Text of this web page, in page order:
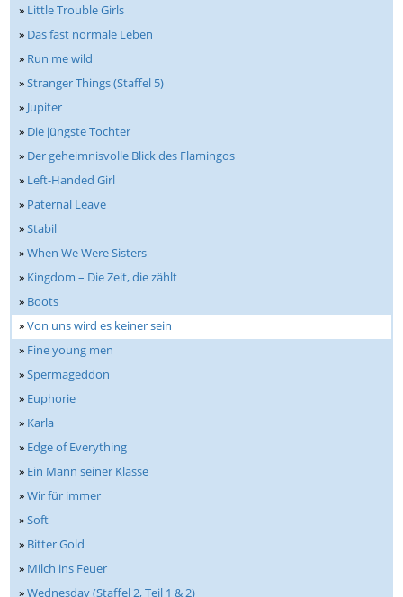
» Little Trouble Girls
» Das fast normale Leben
» Run me wild
»Stranger Things (Staffel 5)
» Jupiter
» Die jüngste Tochter
» Der geheimnisvolle Blick des Flamingos
» Left-Handed Girl
» Paternal Leave
»Stabil
»When We Were Sisters
» Kingdom – Die Zeit, die zählt
» Boots
»Von uns wird es keiner sein
» Fine young men
»Spermageddon
» Euphorie
» Karla
» Edge of Everything
» Ein Mann seiner Klasse
»Wir für immer
»Soft
» Bitter Gold
» Milch ins Feuer
»Wednesday (Staffel 2, Teil 1 & 2)